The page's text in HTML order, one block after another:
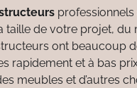
de votre projet,
ont beaucoup
rapidement et à bas
meubles et d’autres